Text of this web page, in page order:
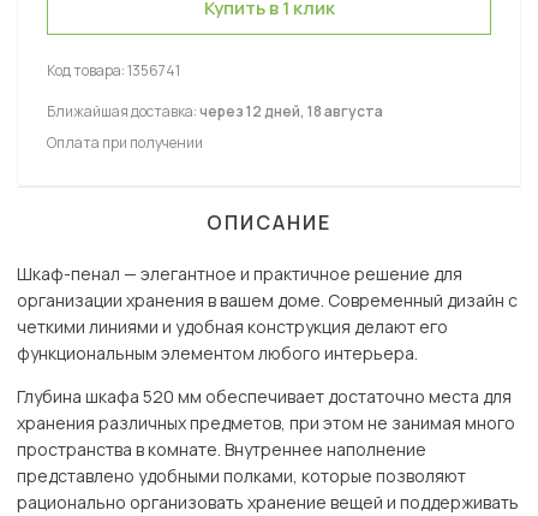
Купить в 1 клик
Код товара:1356741
Ближайшая доставка:через 12 дней, 18 августа
Оплата при получении
ОПИСАНИЕ
Шкаф-пенал — элегантное и практичное решение для
организации хранения в вашем доме. Современный дизайн с
четкими линиями и удобная конструкция делают его
функциональным элементом любого интерьера.
Глубина шкафа 520 мм обеспечивает достаточно места для
хранения различных предметов, при этом не занимая много
пространства в комнате. Внутреннее наполнение
представлено удобными полками, которые позволяют
рационально организовать хранение вещей и поддерживать